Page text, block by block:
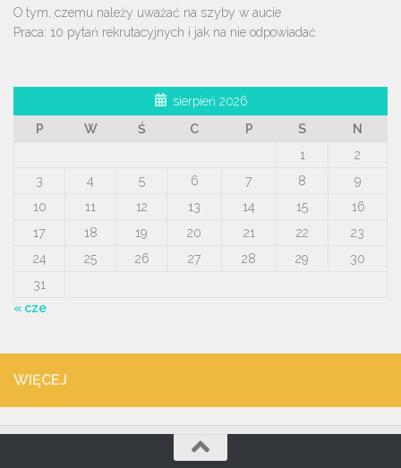
O tym, czemu należy uważać na szyby w aucie
Praca: 10 pytań rekrutacyjnych i jak na nie odpowiadać
sierpień 2026
P
W Ś C P S
N
1
2
3
4 5 6 7 8
9
10
11 12 13 14 15
16
17
18 19 20 21 22
23
24
25 26 27 28 29
30
31
« cze
WIĘCEJ